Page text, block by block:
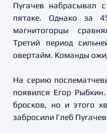
Пугачев набрасывал
пятаке. Однако за
магнитогорцы
Третий период
овертайм. Команды
На серию
появился Егор
бросков, но и этого
забросили Глеб